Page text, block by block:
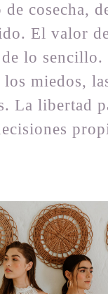
de cosecha,
El valor
lo sencillo.
miedos,
La libertad